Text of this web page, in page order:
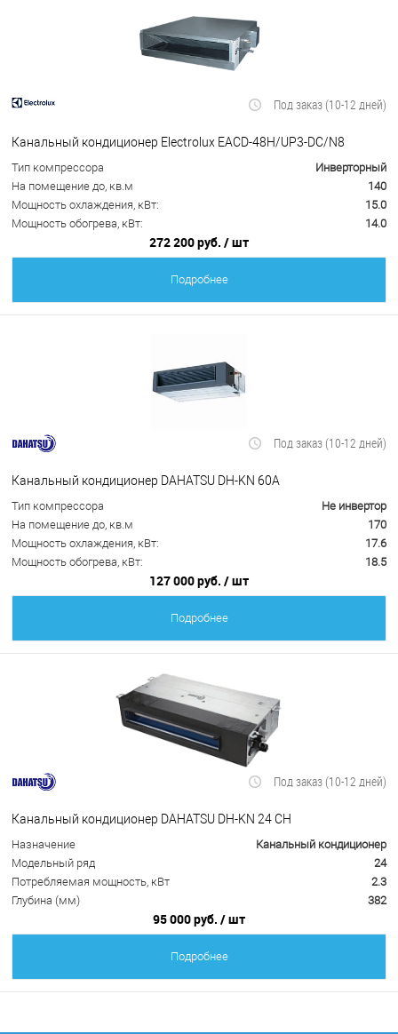
Под заказ (10-12 дней)
Канальный кондиционер Electrolux EACD-48H/UP3-DC/N8
Тип компрессора
Инверторный
На помещение до, кв.м
140
Мощность охлаждения, кВт:
15.0
Мощность обогрева, кВт:
14.0
272 200 руб. / шт
Подробнее
Под заказ (10-12 дней)
Канальный кондиционер DAHATSU DH-KN 60A
Тип компрессора
Не инвертор
На помещение до, кв.м
170
Мощность охлаждения, кВт:
17.6
Мощность обогрева, кВт:
18.5
127 000 руб. / шт
Подробнее
Под заказ (10-12 дней)
Канальный кондиционер DAHATSU DH-KN 24 CH
Назначение
Канальный кондиционер
Модельный ряд
24
Потребляемая мощность, кВт
2.3
Глубина (мм)
382
95 000 руб. / шт
Подробнее